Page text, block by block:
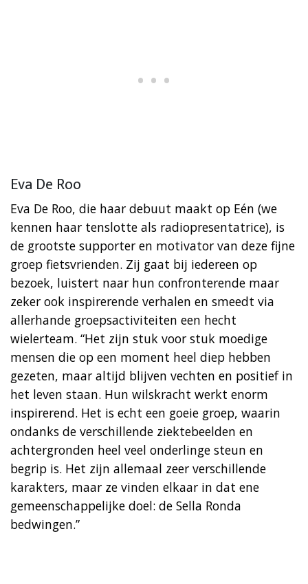
Eva De Roo
Eva De Roo, die haar debuut maakt op Eén (we
kennen haar tenslotte als radiopresentatrice), is
de grootste supporter en motivator van deze fijne
groep fietsvrienden. Zij gaat bij iedereen op
bezoek, luistert naar hun confronterende maar
zeker ook inspirerende verhalen en smeedt via
allerhande groepsactiviteiten een hecht
wielerteam. “Het zijn stuk voor stuk moedige
mensen die op een moment heel diep hebben
gezeten, maar altijd blijven vechten en positief in
het leven staan. Hun wilskracht werkt enorm
inspirerend. Het is echt een goeie groep, waarin
ondanks de verschillende ziektebeelden en
achtergronden heel veel onderlinge steun en
begrip is. Het zijn allemaal zeer verschillende
karakters, maar ze vinden elkaar in dat ene
gemeenschappelijke doel: de Sella Ronda
bedwingen.”